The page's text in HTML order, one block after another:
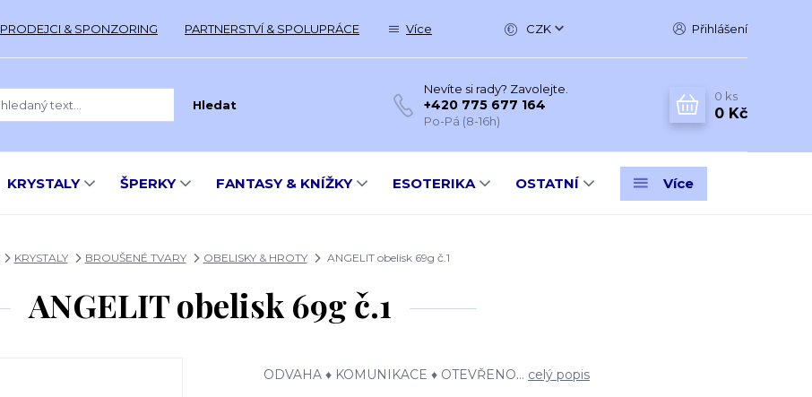
PRODEJCI & SPONZORING PARTNERSTVÍ & SPOLUPRÁCE Více CZK Přihlášení
Hledat
Nevíte si rady? Zavolejte.
+420 775 677 164
Po-Pá (8-16h)
0 ks
0 Kč
KRYSTALY ŠPERKY FANTASY & KNÍŽKY ESOTERIKA OSTATNÍ Více
KRYSTALY BROUŠENÉ TVARY OBELISKY & HROTY ANGELIT obelisk 69g č.1
ANGELIT obelisk 69g č.1
ODVAHA ♦ KOMUNIKACE ♦ OTEVŘENO... celý popis